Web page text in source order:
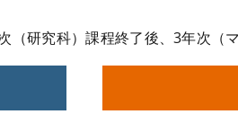
研究科）課程終了後、3年次（